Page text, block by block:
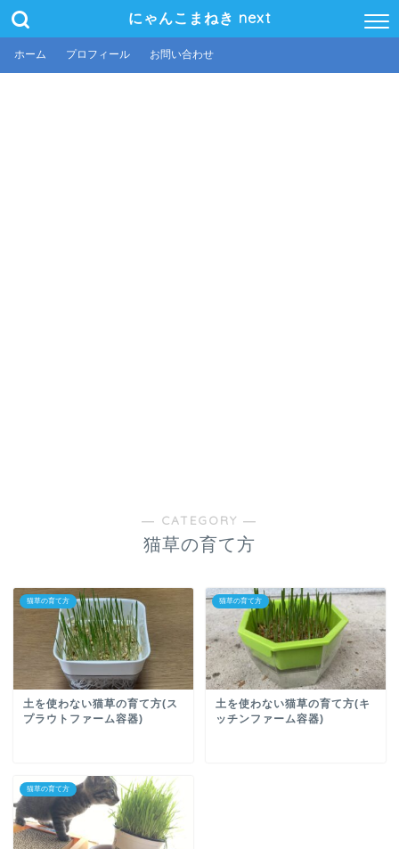
にゃんこまねき next
ホーム プロフィール お問い合わせ
― CATEGORY ―
猫草の育て方
猫草の育て方
土を使わない猫草の育て方(ス
プラウトファーム容器)
猫草の育て方
土を使わない猫草の育て方(キ
ッチンファーム容器)
猫草の育て方